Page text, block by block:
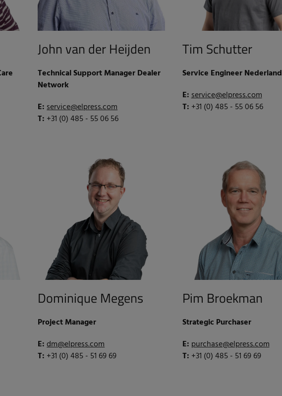
John van der Heijden
Technical Support Manager Dealer
Network
E:service@elpress.com
T: +31 (0) 485 - 55 06 56
Tim Schutter
Service Engineer Nederland
E:service@elpress.com
T: +31 (0) 485 - 55 06 56
Dominique Megens
Project Manager
E:dm@elpress.com
T: +31 (0) 485 - 51 69 69
Pim Broekman
Strategic Purchaser
E: purchase@elpress.com
T: +31 (0) 485 - 51 69 69